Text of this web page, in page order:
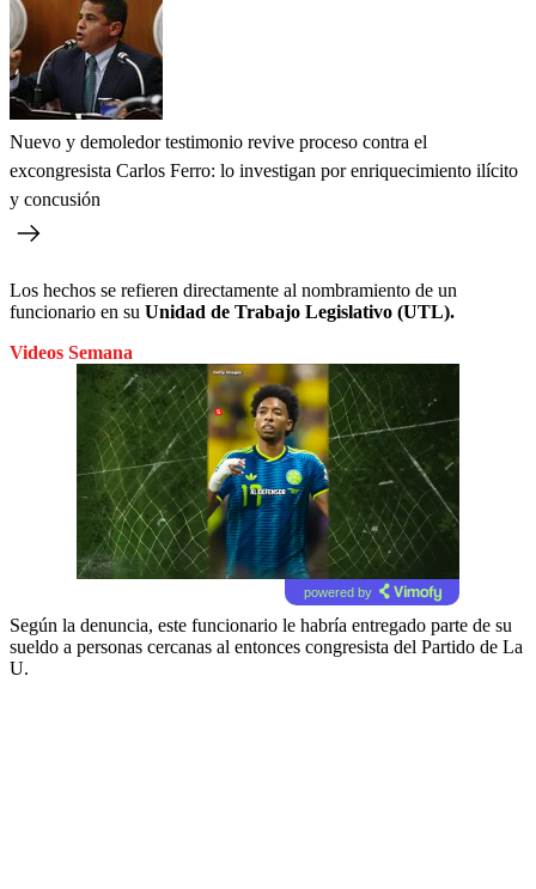
Nuevo y demoledor testimonio revive proceso contra el
excongresista Carlos Ferro: lo investigan por enriquecimiento ilícito
y concusión
Los hechos se refieren directamente al nombramiento de un
funcionario en su Unidad de Trabajo Legislativo (UTL).
Videos Semana
powered by
Según la denuncia, este funcionario le habría entregado parte de su
sueldo a personas cercanas al entonces congresista del Partido de La
U.